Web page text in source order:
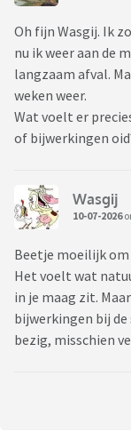
Oh fijn Wasgij. Ik
nu ik weer aan de
langzaam afval.
weken weer.
Wat voelt er
of bijwerkingen
Wasgij
10-07-2026
Beetje moeilijk
Het voelt wat
in je maag zit.
bijwerkingen bij de
bezig, misschien